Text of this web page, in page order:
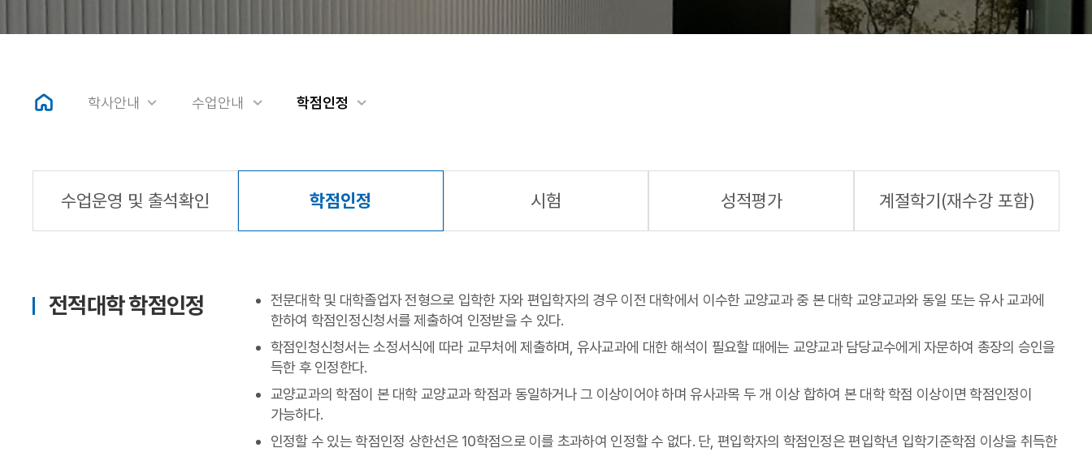
학사안내 수업안내 학점인정
수업운영 및 출석확인 학점인정 시험 성적평가 계절학기(재수강 포함)
전적대학 학점인정
전문대학 및 대학졸업자 전형으로 입학한 자와 편입학자의 경우 이전 대학에서 이수한 교양교과 중 본 대학 교양교과와 동일 또는 유사 교과에
한하여 학점인정신청서를 제출하여 인정받을 수 있다.
학점인청신청서는 소정서식에 따라 교무처에 제출하며, 유사교과에 대한 해석이 필요할 때에는 교양교과 담당교수에게 자문하여 총장의 승인을
득한 후 인정한다.
교양교과의 학점이 본 대학 교양교과 학점과 동일하거나 그 이상이어야 하며 유사과목 두 개 이상 합하여 본 대학 학점 이상이면 학점인정이
가능하다.
인정할 수 있는 학점인정 상한선은 10학점으로 이를 초과하여 인정할 수 없다. 단, 편입학자의 학점인정은 편입학년 입학기준학점 이상을 취득한